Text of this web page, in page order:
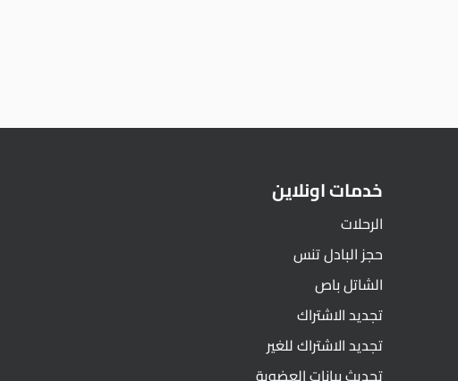
خدمات اونلاين
الرحلات
حجز البادل تنس
الشاتل باص
تجديد الاشتراك
تجديد الاشتراك للغير